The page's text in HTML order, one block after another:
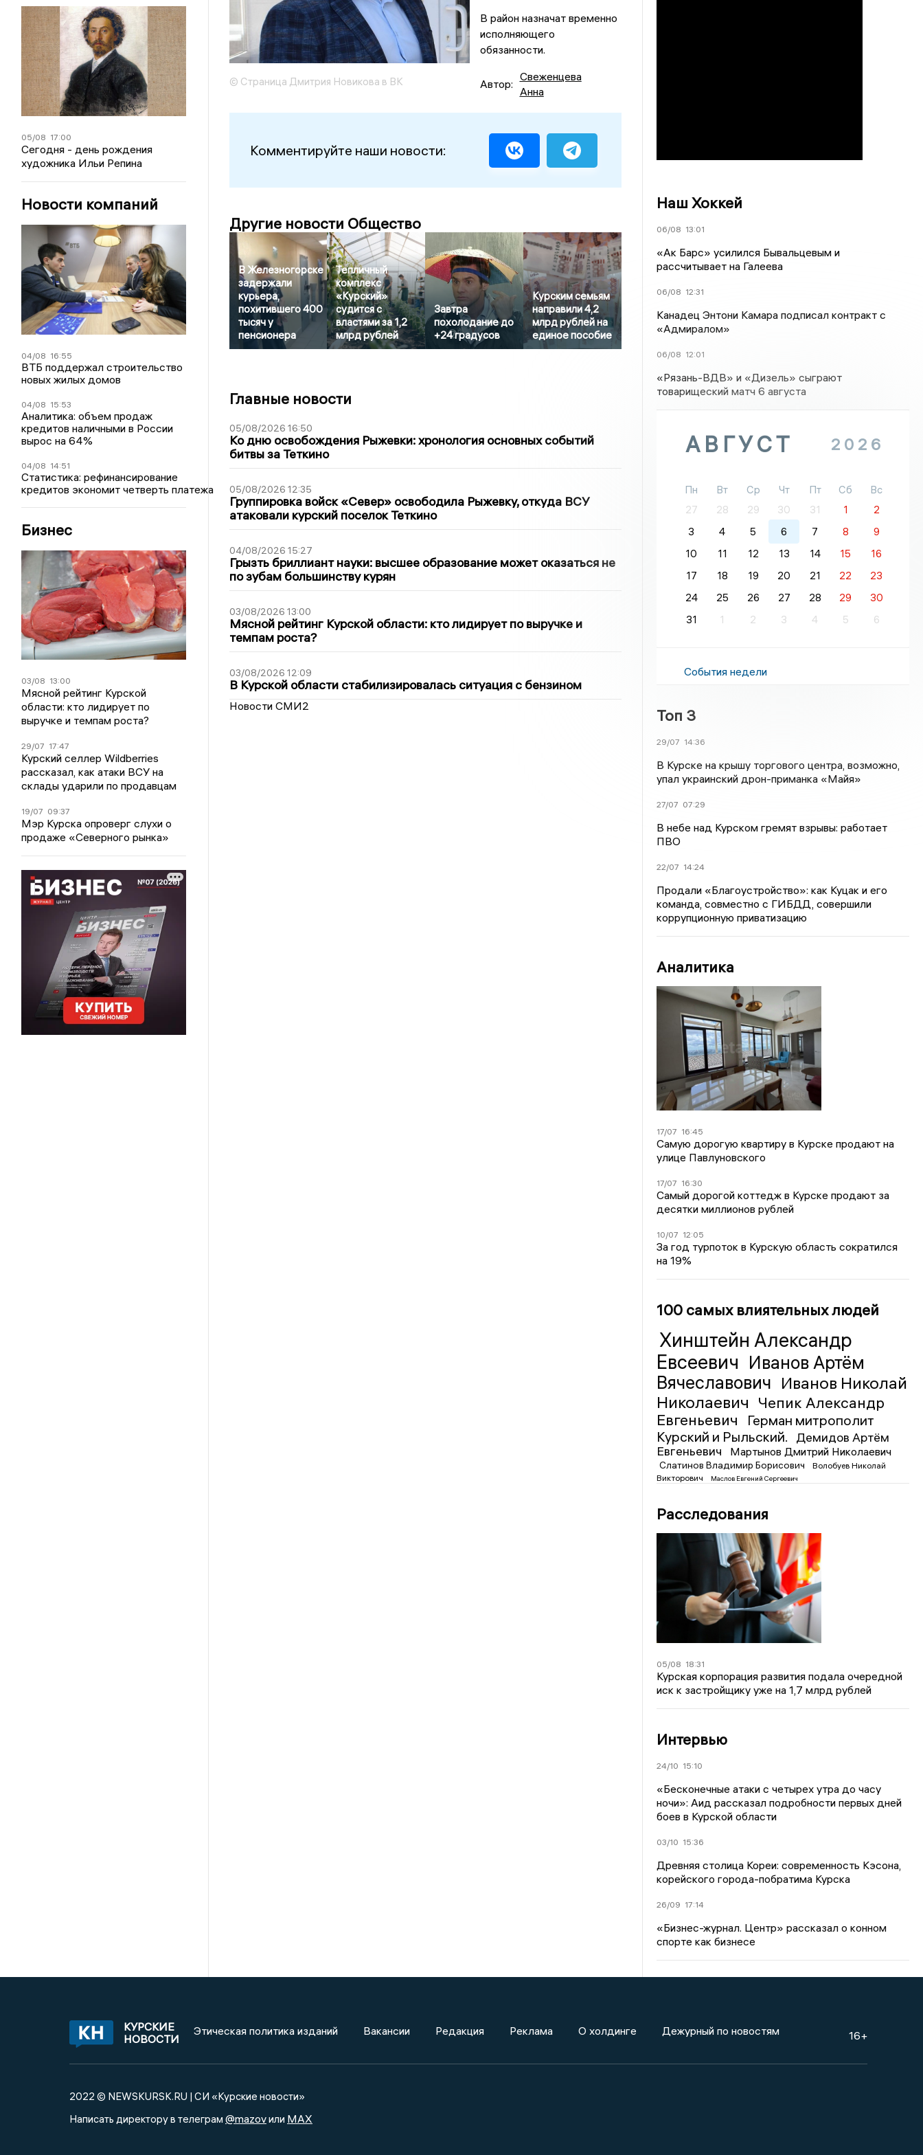
05/08 17:00
Сегодня - день рождения
художника Ильи Репина
Новости компаний
04/08 16:55
ВТБ поддержал строительство
новых жилых домов
04/08 15:53
Аналитика: объем продаж
кредитов наличными в России
вырос на 64%
04/08 14:51
Статистика: рефинансирование
кредитов экономит четверть платежа
Бизнес
03/08 13:00
Мясной рейтинг Курской
области: кто лидирует по
выручке и темпам роста?
29/07 17:47
Курский селлер Wildberries
рассказал, как атаки ВСУ на
склады ударили по продавцам
19/07 09:37
Мэр Курска опроверг слухи о
продаже «Северного рынка»
© Страница Дмитрия Новикова в ВК
В район назначат временно
исполняющего
обязанности.
Автор:
Свеженцева
Анна
Комментируйте наши новости:
Другие новости Общество
В Железногорске
задержали
курьера,
похитившего 400
тысяч у
пенсионера
Тепличный
комплекс
«Курский»
судится с
властями за 1,2
млрд рублей
Завтра
похолодание до
+24 градусов
Курским семьям
направили 4,2
млрд рублей на
единое пособие
Главные новости
05/08/2026 16:50
Ко дню освобождения Рыжевки: хронология основных событий
битвы за Теткино
05/08/2026 12:35
Группировка войск «Север» освободила Рыжевку, откуда ВСУ
атаковали курский поселок Теткино
04/08/2026 15:27
Грызть бриллиант науки: высшее образование может оказаться не
по зубам большинству курян
03/08/2026 13:00
Мясной рейтинг Курской области: кто лидирует по выручке и
темпам роста?
03/08/2026 12:09
В Курской области стабилизировалась ситуация с бензином
Новости СМИ2
Наш Хоккей
06/08 13:01
«Ак Барс» усилился Бывальцевым и
рассчитывает на Галеева
06/08 12:31
Канадец Энтони Камара подписал контракт с
«Адмиралом»
06/08 12:01
«Рязань-ВДВ» и «Дизель» сыграют
товарищеский матч 6 августа
АВГУСТ 2026
Пн Вт Ср Чт Пт Сб
Вс
27
28 29 30 31 1
2
3
4 5 6 7 8
9
10
11 12 13 14 15
16
17
18 19 20 21 22
23
24
25 26 27 28 29
30
31
1 2 3 4 5 6
События недели
Топ 3
29/07 14:36
В Курске на крышу торгового центра, возможно,
упал украинский дрон-приманка «Майя»
27/07 07:29
В небе над Курском гремят взрывы: работает
ПВО
22/07 14:24
Продали «Благоустройство»: как Куцак и его
команда, совместно с ГИБДД, совершили
коррупционную приватизацию
Аналитика
17/07 16:45
Самую дорогую квартиру в Курске продают на
улице Павлуновского
17/07 16:30
Самый дорогой коттедж в Курске продают за
десятки миллионов рублей
10/07 12:05
За год турпоток в Курскую область сократился
на 19%
100 самых влиятельных людей
Хинштейн Александр
Евсеевич Иванов Артём
Вячеславович Иванов Николай
Николаевич Чепик Александр
Евгеньевич
Герман митрополит
Курский и Рыльский.
Демидов Артём
Евгеньевич
Мартынов Дмитрий Николаевич
Слатинов Владимир Борисович
Волобуев Николай
Викторович
Маслов Евгений Сергеевич
Расследования
05/08 18:31
Курская корпорация развития подала очередной
иск к застройщику уже на 1,7 млрд рублей
Интервью
24/10 15:10
«Бесконечные атаки с четырех утра до часу
ночи»: Аид рассказал подробности первых дней
боев в Курской области
03/10 15:36
Древняя столица Кореи: современность Кэсона,
корейского города-побратима Курска
26/09 17:14
«Бизнес-журнал. Центр» рассказал о конном
спорте как бизнесе
КУРСКИЕ
НОВОСТИ
Этическая политика изданий Вакансии Редакция Реклама О холдинге Дежурный по новостям 16+
2022 © NEWSKURSK.RU | СИ «Курские новости»
Написать директору в телеграм @mazovили MAX